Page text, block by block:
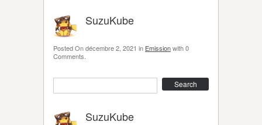
SuzuKube
Posted Ondécembre 2, 2021 in Emissionwith0
Comments.
SuzuKube